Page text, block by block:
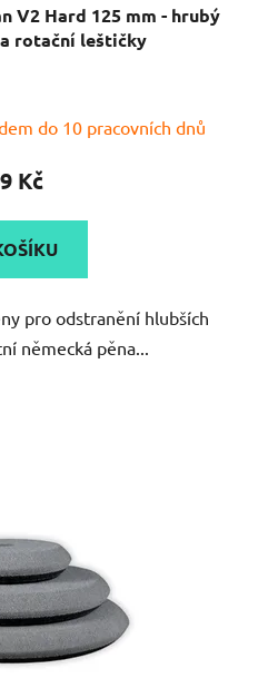
V2 Hard 125 mm - hrubý
rotační leštičky
hodnocení
produktu
4,0
z
hvězdiček.
do 10 pracovních dnů
Kč
pro odstranění hlubších
německá pěna...